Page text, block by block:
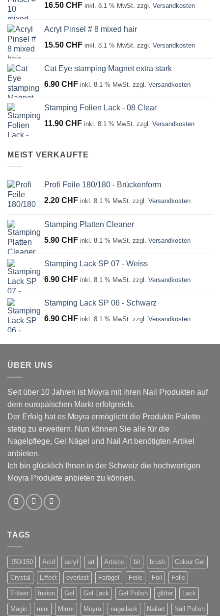
16.50 CHF inkl. 8.1 % MwSt. zzgl. Versandkosten
Acryl Pinsel # 8 mixed hair
15.50 CHF inkl. 8.1 % MwSt. zzgl. Versandkosten
Cat Eye stamping Magnet extra stark
6.90 CHF inkl. 8.1 % MwSt. zzgl. Versandkosten
Stamping Folien Lack - 08 Clear
11.90 CHF inkl. 8.1 % MwSt. zzgl. Versandkosten
MEIST VERKAUFTE
Profi Feile 180/180 - Brückenform
2.20 CHF inkl. 8.1 % MwSt. zzgl. Versandkosten
Stamping Platten Cleaner
5.90 CHF inkl. 8.1 % MwSt. zzgl. Versandkosten
Stamping Lack SP 07 - Weiss
6.90 CHF inkl. 8.1 % MwSt. zzgl. Versandkosten
Stamping Lack SP 06 - Schwarz
6.90 CHF inkl. 8.1 % MwSt. zzgl. Versandkosten
ÜBER UNS
Seit über 10 Jahren ist Moyra mit ihren Nail Produkten auf
dem europäischen Markt erfolgreich.
Der Erfolg hat es Moyra ermöglicht die Produkte Palette
stetig zu erweitern. Nun können Sie alle für die
Nagelpflege, Gel Nägel und Nail Art benötigten Artikel
anbieten.
Ich bin glücklich Ihnen in der Schweiz die hochwertigen
Moyra Produkte anbieten zu können.
TAGS
150/150 Acid acryl art Artistic bit brush Colour Gel
Crystal Effect everlast Farbgel Feile Foil Folie
Fräser fusion Gel Gel Lack Gel Polish glitter Lack
Magic mini Mirror Moyra nagellack Nailart Nail Polish